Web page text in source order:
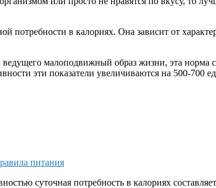
потребности в калориях. Она зависит от
ведущего малоподвижный образ жизни, эта
эти показатели увеличиваются на 500-700
питания
суточная потребность в калориях